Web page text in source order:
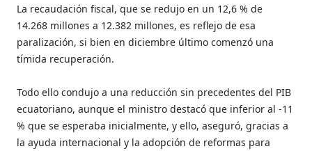
La recaudación fiscal, que se redujo en un 12,6 % de
14.268 millones a 12.382 millones, es reflejo de esa
paralización, si bien en diciembre último comenzó una
tímida recuperación.
Todo ello condujo a una reducción sin precedentes del PIB
ecuatoriano, aunque el ministro destacó que inferior al -11
% que se esperaba inicialmente, y ello, aseguró, gracias a
la ayuda internacional y la adopción de reformas para